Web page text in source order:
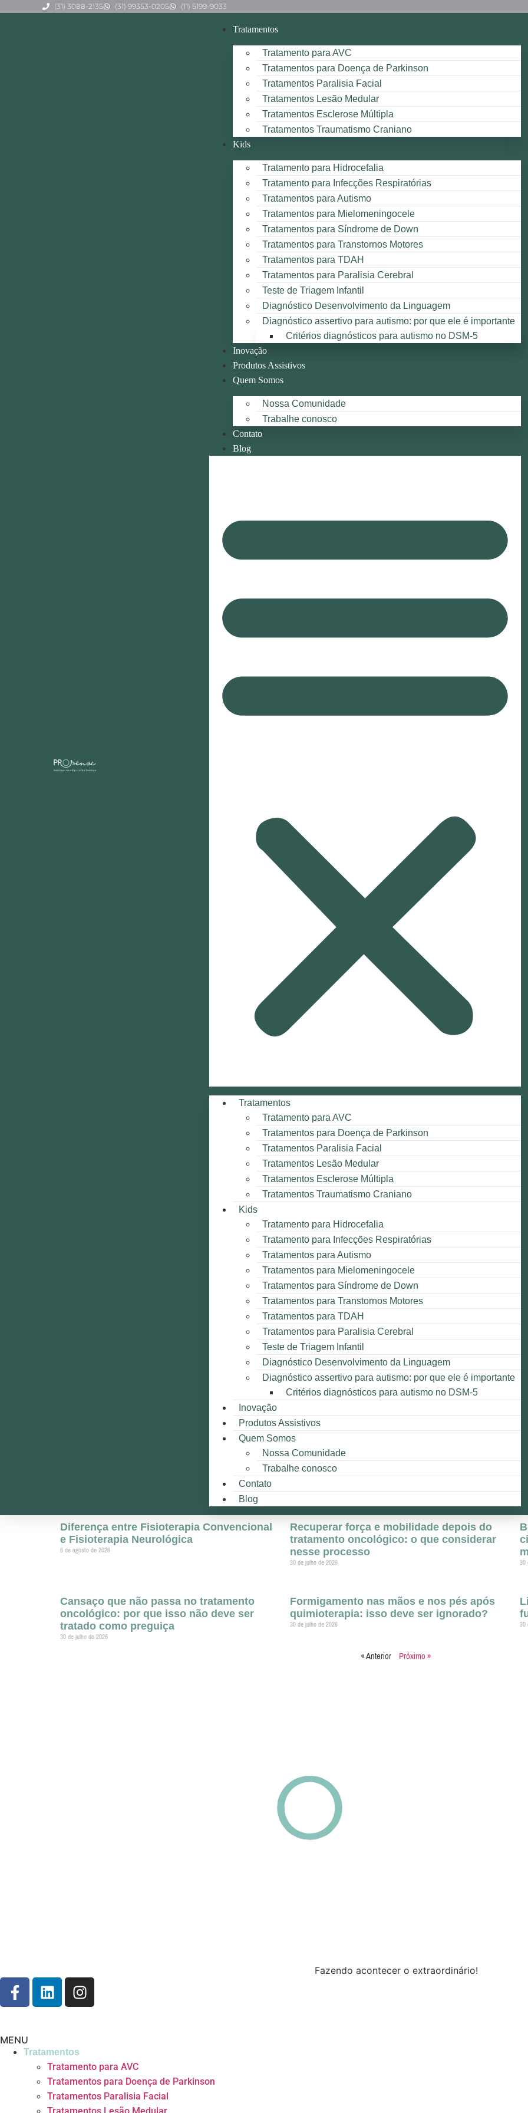
(31) 3088-2135 (31) 99353-0205 (11) 5199-9033
Tratamentos
Tratamento para AVC
Tratamentos para Doença de Parkinson
Tratamentos Paralisia Facial
Tratamentos Lesão Medular
Tratamentos Esclerose Múltipla
Tratamentos Traumatismo Craniano
Kids
Tratamento para Hidrocefalia
Tratamento para Infecções Respiratórias
Tratamentos para Autismo
Tratamentos para Mielomeningocele
Tratamentos para Síndrome de Down
Tratamentos para Transtornos Motores
Tratamentos para TDAH
Tratamentos para Paralisia Cerebral
Teste de Triagem Infantil
Diagnóstico Desenvolvimento da Linguagem
Diagnóstico assertivo para autismo: por que ele é importante
Critérios diagnósticos para autismo no DSM-5
Inovação
Produtos Assistivos
Quem Somos
Nossa Comunidade
Trabalhe conosco
Contato
Blog
Tratamentos
Tratamento para AVC
Tratamentos para Doença de Parkinson
Tratamentos Paralisia Facial
Tratamentos Lesão Medular
Tratamentos Esclerose Múltipla
Tratamentos Traumatismo Craniano
Kids
Tratamento para Hidrocefalia
Tratamento para Infecções Respiratórias
Tratamentos para Autismo
Tratamentos para Mielomeningocele
Tratamentos para Síndrome de Down
Tratamentos para Transtornos Motores
Tratamentos para TDAH
Tratamentos para Paralisia Cerebral
Teste de Triagem Infantil
Diagnóstico Desenvolvimento da Linguagem
Diagnóstico assertivo para autismo: por que ele é importante
Critérios diagnósticos para autismo no DSM-5
Inovação
Produtos Assistivos
Quem Somos
Nossa Comunidade
Trabalhe conosco
Contato
Blog
Diferença entre Fisioterapia Convencional
e Fisioterapia Neurológica
6 de agosto de 2026
Recuperar força e mobilidade depois do
tratamento oncológico: o que considerar
nesse processo
30 de julho de 2026
30
Cansaço que não passa no tratamento
oncológico: por que isso não deve ser
tratado como preguiça
30 de julho de 2026
Formigamento nas mãos e nos pés após
quimioterapia: isso deve ser ignorado?
30 de julho de 2026
30
« Anterior Próximo »
Fazendo acontecer o extraordinário!
MENU
Tratamentos
Tratamento para AVC
Tratamentos para Doença de Parkinson
Tratamentos Paralisia Facial